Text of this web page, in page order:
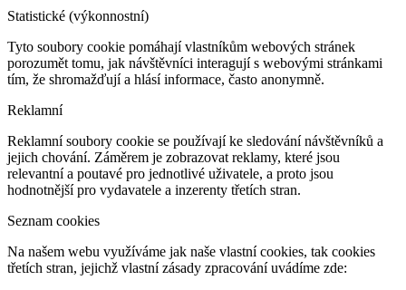
Statistické (výkonnostní)
Tyto soubory cookie pomáhají vlastníkům webových stránek
porozumět tomu, jak návštěvníci interagují s webovými stránkami
tím, že shromažďují a hlásí informace, často anonymně.
Reklamní
Reklamní soubory cookie se používají ke sledování návštěvníků a
jejich chování. Záměrem je zobrazovat reklamy, které jsou
relevantní a poutavé pro jednotlivé uživatele, a proto jsou
hodnotnější pro vydavatele a inzerenty třetích stran.
Seznam cookies
Na našem webu využíváme jak naše vlastní cookies, tak cookies
třetích stran, jejichž vlastní zásady zpracování uvádíme zde: